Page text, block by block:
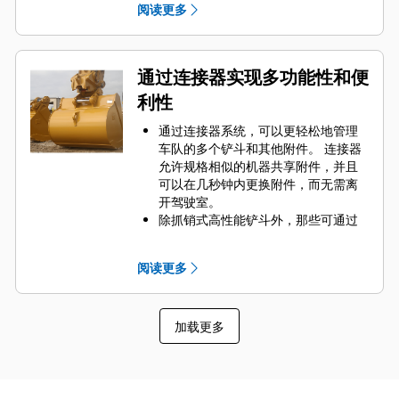
铲刀有助于保护铲斗中最常接触和穿
过物料的部件。
通过为您的铲斗和应用组合选择正确
的 GET 来降低维护成本。
铲斗齿尖提供多种选择，确保适合您
的具体应用。 无论您需要获得平整的
挖掘底面还是挖掘坚硬、磨蚀性的物
料，总会有一款齿尖解决方案适合
您。
阅读更多
通过连接器实现多功能性和便
利性
通过连接器系统，可以更轻松地管理
车队的多个铲斗和其他附件。 连接器
允许规格相似的机器共享附件，并且
可以在几秒钟内更换附件，而无需离
开驾驶室。
除抓销式高性能铲斗外，那些可通过
铲斗配有一个可优化挖掘力的凹进
销，当与 Cat 抓销式快速连接器配套
使用时，可为铲斗提供更快的循环时
间。
此外，Cat 抓销式快速连接器还允许操
阅读更多
加载更多